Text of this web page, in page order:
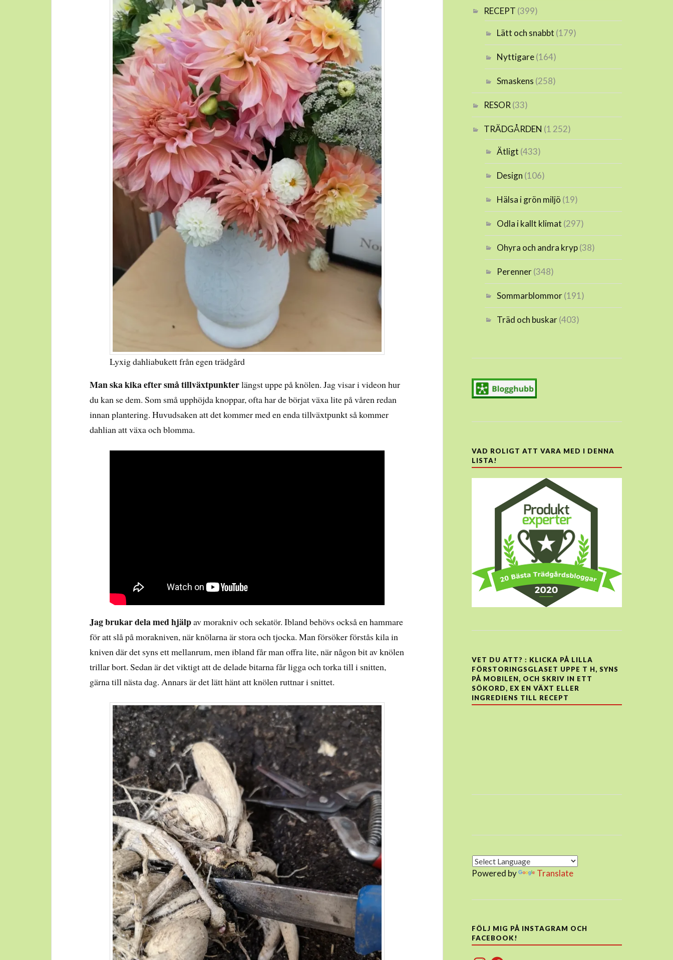
Lyxig dahliabukett från egen trädgård
Man ska kika efter små tillväxtpunkterlängst uppe på knölen. Jag visar i videon hur
du kan se dem. Som små upphöjda knoppar, ofta har de börjat växa lite på våren redan
innan plantering. Huvudsaken att det kommer med en enda tillväxtpunkt så kommer
dahlian att växa och blomma.
Jag brukar dela med hjälpav morakniv och sekatör. Ibland behövs också en hammare
för att slå på morakniven, när knölarna är stora och tjocka. Man försöker förstås kila in
kniven där det syns ett mellanrum, men ibland får man offra lite, när någon bit av knölen
trillar bort. Sedan är det viktigt att de delade bitarna får ligga och torka till i snitten,
gärna till nästa dag. Annars är det lätt hänt att knölen ruttnar i snittet.
RECEPT (399)
Lätt och snabbt (179)
Nyttigare(164)
Smaskens (258)
RESOR (33)
TRÄDGÅRDEN (1 252)
Ätligt (433)
Design (106)
Hälsa i grön miljö (19)
Odla i kallt klimat (297)
Ohyra och andra kryp(38)
Perenner(348)
Sommarblommor(191)
Träd och buskar(403)
VAD ROLIGT ATT VARA MED I DENNA
LISTA!
VET DU ATT? : KLICKA PÅ LILLA
FÖRSTORINGSGLASET UPPE T H, SYNS
PÅ MOBILEN, OCH SKRIV IN ETT
SÖKORD, EX EN VÄXT ELLER
INGREDIENS TILL RECEPT
Powered by Translate
FÖLJ MIG PÅ INSTAGRAM OCH
FACEBOOK!